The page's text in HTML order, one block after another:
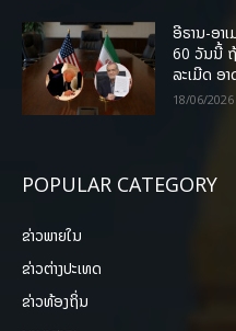
ອີຣານ-ອາ
60 ວັນນີ້ ຖ້
ລະເມີດ ອ
18/06/2026
POPULAR CATEGORY
ຂ່າວພາຍ​ໃນ
ຂ່າວຕ່າງປະເທດ
ຂ່າວທ້ອງຖິ່ນ